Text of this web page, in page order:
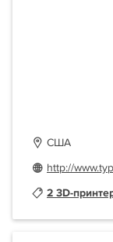
США
http://
2 3D-